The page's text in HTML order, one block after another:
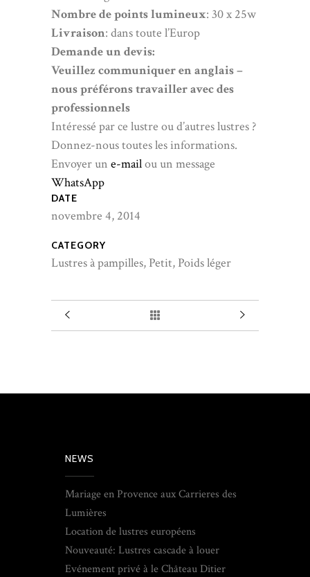
Nombre de points lumineux: 30 x 25w
Livraison: dans toute l’Europ
Demande un devis:
Veuillez communiquer en anglais –
nous préférons travailler avec des
professionnels
Intéressé par ce lustre ou d’autres lustres ?
Donnez-nous toutes les informations.
Envoyer un e-mailou un message
WhatsApp
DATE
novembre 4, 2014
CATEGORY
Lustres à pampilles, Petit, Poids léger
NEWS
Mariage en Provence aux Carrieres des
Lumières
Location de lustres européens
Nouveauté: Lustres cascade à louer
Evénement privé à le Château Ditier